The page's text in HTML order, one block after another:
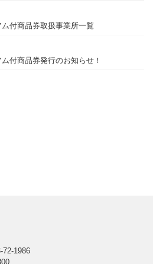
付商品券取扱事業所一覧
付商品券発行のお知らせ！
72-1986